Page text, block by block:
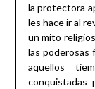
la protectora
les hace ir al
un mito
las poderosas
aquellos
conquistadas